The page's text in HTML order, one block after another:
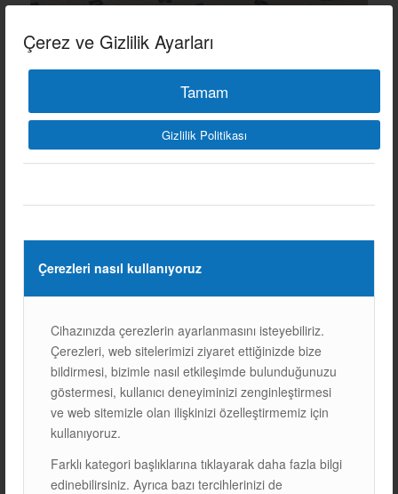
Çerez ve Gizlilik Ayarları
Tamam
Gizlilik Politikası
Çerezleri nasıl kullanıyoruz
Cihazınızda çerezlerin ayarlanmasını isteyebiliriz.
Çerezleri, web sitelerimizi ziyaret ettiğinizde bize
bildirmesi, bizimle nasıl etkileşimde bulunduğunuzu
göstermesi, kullanıcı deneyiminizi zenginleştirmesi
ve web sitemizle olan ilişkinizi özelleştirmemiz için
kullanıyoruz.
Farklı kategori başlıklarına tıklayarak daha fazla bilgi
edinebilirsiniz. Ayrıca bazı tercihlerinizi de
Diğer Referanslarımız
Sonraki